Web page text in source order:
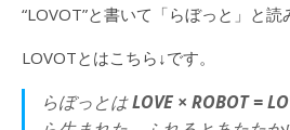
“LOVOT”と書いて「らぼっと」と読
LOVOTとはこちら↓です。
らぼっとはLOVE × ROBOT =